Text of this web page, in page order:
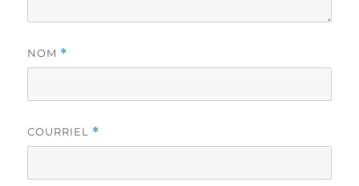
NOM *
COURRIEL *